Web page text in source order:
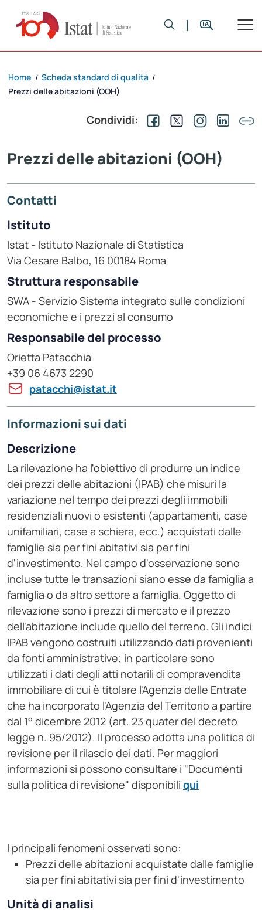
Home / Scheda standard di qualità /
Prezzi delle abitazioni (OOH)
Condividi:
Prezzi delle abitazioni (OOH)
Contatti
Istituto
Istat - Istituto Nazionale di Statistica
Via Cesare Balbo, 16 00184 Roma
Struttura responsabile
SWA - Servizio Sistema integrato sulle condizioni
economiche e i prezzi al consumo
Responsabile del processo
Orietta Patacchia
+39 06 4673 2290
patacchi@istat.it
Informazioni sui dati
Descrizione
La rilevazione ha l'obiettivo di produrre un indice
dei prezzi delle abitazioni (IPAB) che misuri la
variazione nel tempo dei prezzi degli immobili
residenziali nuovi o esistenti (appartamenti, case
unifamiliari, case a schiera, ecc.) acquistati dalle
famiglie sia per fini abitativi sia per fini
d'investimento. Nel campo d'osservazione sono
incluse tutte le transazioni siano esse da famiglia a
famiglia o da altro settore a famiglia. Oggetto di
rilevazione sono i prezzi di mercato e il prezzo
dell'abitazione include quello del terreno. Gli indici
IPAB vengono costruiti utilizzando dati provenienti
da fonti amministrative; in particolare sono
utilizzati i dati degli atti notarili di compravendita
immobiliare di cui è titolare l'Agenzia delle Entrate
che ha incorporato l'Agenzia del Territorio a partire
dal 1° dicembre 2012 (art. 23 quater del decreto
legge n. 95/2012). Il processo adotta una politica di
revisione per il rilascio dei dati. Per maggiori
informazioni si possono consultare i "Documenti
sulla politica di revisione" disponibili qui
I principali fenomeni osservati sono:
Prezzi delle abitazioni acquistate dalle famiglie
sia per fini abitativi sia per fini d'investimento
Unità di analisi